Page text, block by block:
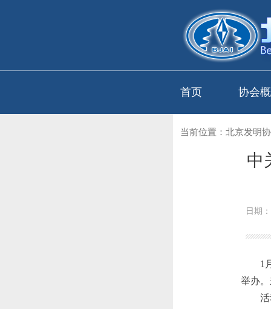
首页 协会
当前位置： 北京发明
中
日期
1月
举办
活动